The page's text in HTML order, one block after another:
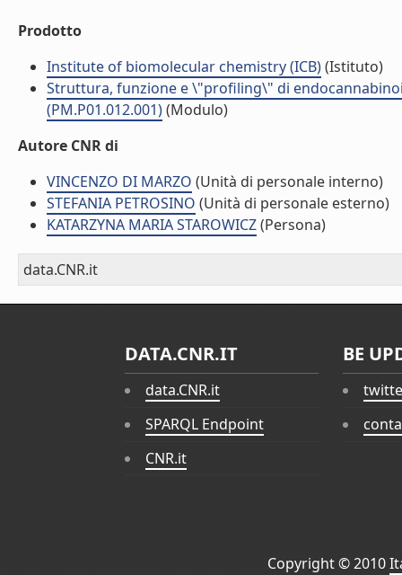
Prodotto
Institute of biomolecular chemistry (ICB)(Istituto)
Struttura, funzione e \"profiling\" di
(PM.P01.012.001)(Modulo)
Autore CNR di
VINCENZO DI MARZO (Unità di personale interno)
STEFANIA PETROSINO (Unità di personale esterno)
KATARZYNA MARIA STAROWICZ(Persona)
data.CNR.it
DATA.CNR.IT
data.CNR.it
SPARQL Endpoint
CNR.it
BE
Copyright © 2010